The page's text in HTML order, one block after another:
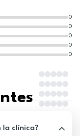
0
0
0
0
0
la clínica?